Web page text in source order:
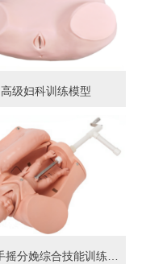
高级妇科训练模型
高级手摇分娩综合技能训练模型